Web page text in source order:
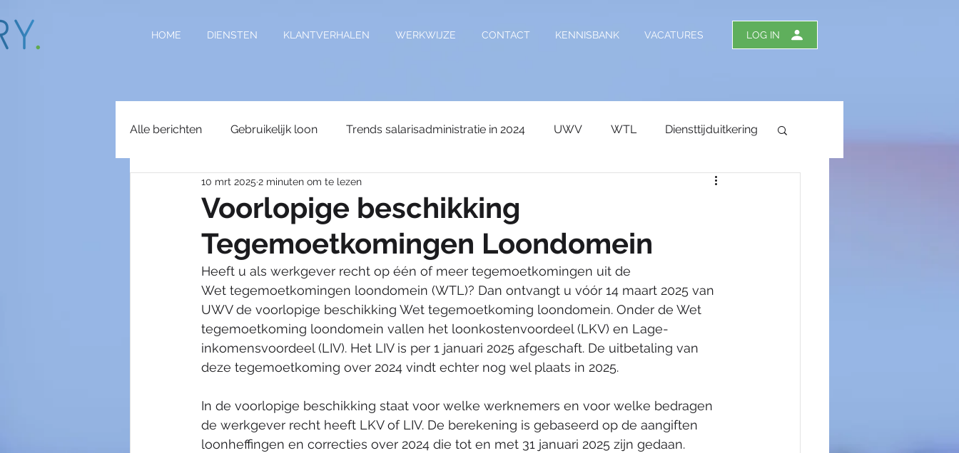
HOME DIENSTEN KLANTVERHALEN WERKWIJZE CONTACT KENNISBANK VACATURES LOG IN
Alle berichten Gebruikelijk loon Trends salarisadministratie in 2024 UWV WTL Diensttijduitkering
Arbeidsongeschiktheid Stage
Wettelijk minimumuurloon Wetgeving Auto van de zaak premies Vakantiedagen
Vakantiekrachten Subsidie Wijzigingen 2026 wijziging 2027 Reiskostenvergoeding
Wijzigingen 2025
Voorlopige beschikking
Tegemoetkomingen Loondomein
10 mrt 2025 2 minuten om te lezen
Heeft u als werkgever recht op één of meer tegemoetkomingen uit de
Wet tegemoetkomingen loondomein (WTL)? Dan ontvangt u vóór 14 maart 2025 van
UWV de voorlopige beschikking Wet tegemoetkoming loondomein. Onder de Wet
tegemoetkoming loondomein vallen het loonkostenvoordeel (LKV) en Lage-
inkomensvoordeel (LIV). Het LIV is per 1 januari 2025 afgeschaft. De uitbetaling van
deze tegemoetkoming over 2024 vindt echter nog wel plaats in 2025.
In de voorlopige beschikking staat voor welke werknemers en voor welke bedragen
de werkgever recht heeft LKV of LIV. De berekening is gebaseerd op de aangiften
loonheffingen en correcties over 2024 die tot en met 31 januari 2025 zijn gedaan.